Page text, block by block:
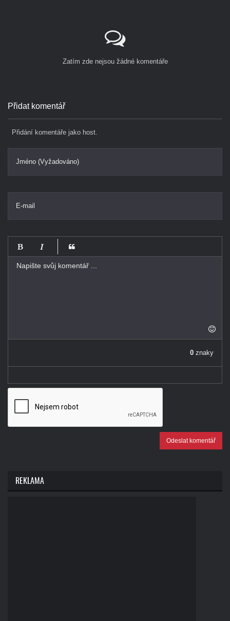
Zatím zde nejsou žádné komentáře
Přidat komentář
Přidání komentáře jako host.
Jméno (Vyžadováno)
E-mail
-
-
0 znaky
Odeslat komentář
REKLAMA